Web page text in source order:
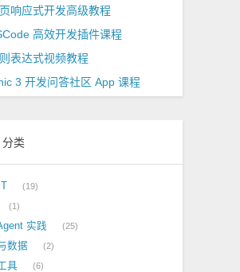
分类
19
1
实践 25
数据 2
具 6